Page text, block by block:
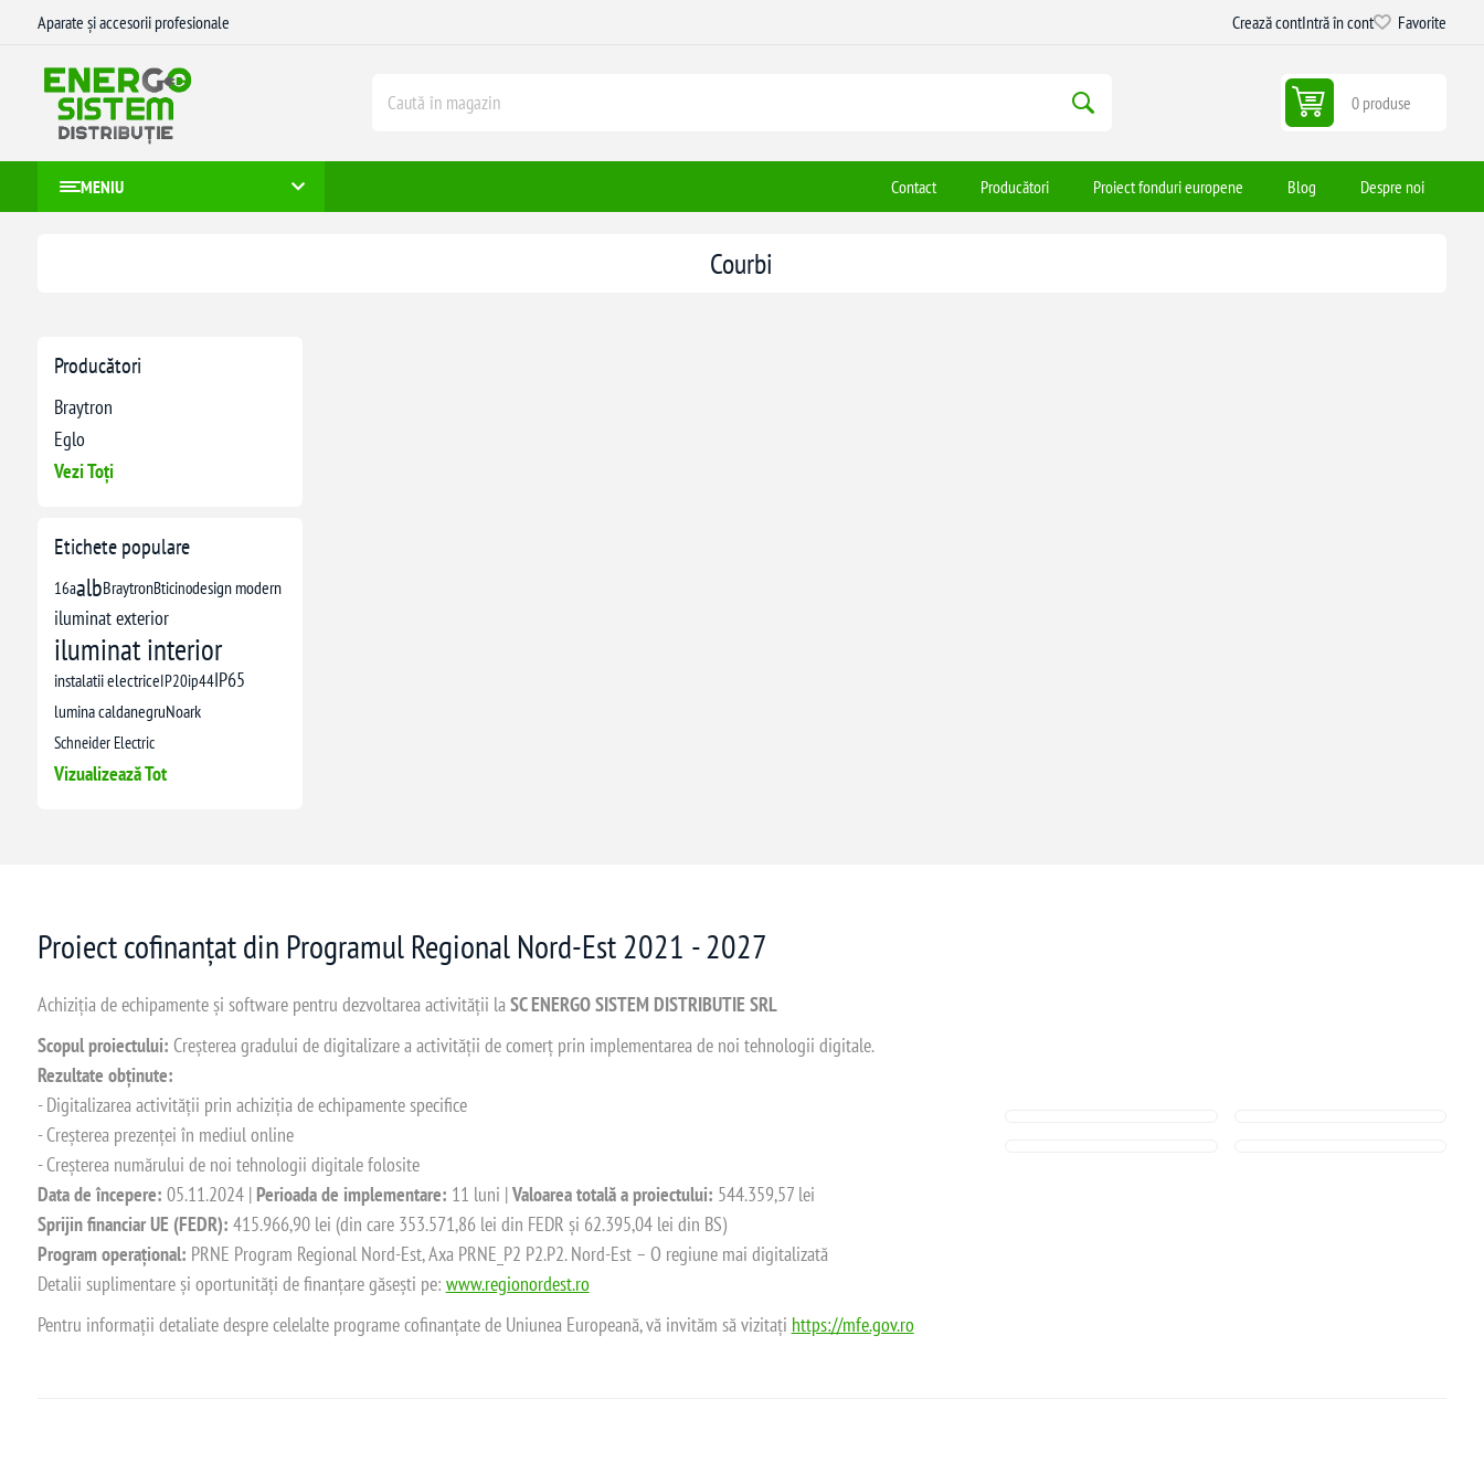
Aparate și accesorii profesionale Crează contIntră în cont Favorite
0 produse
MENIU Contact Producători Proiect fonduri europene Blog Despre noi
Producători
Braytron
Eglo
Vezi Toți
Etichete populare
16aalbBraytronBticinodesign modern
iluminat exterior
iluminat interior
instalatii electriceIP20ip44IP65
lumina caldanegruNoark
Schneider Electric
Vizualizează Tot
Courbi
Proiect cofinanțat din Programul Regional Nord-Est 2021 - 2027
Achiziția de echipamente și software pentru dezvoltarea activității laSC ENERGO SISTEM DISTRIBUTIE SRL
Scopul proiectului: Creșterea gradului de digitalizare a activității de comerț prin implementarea de noi tehnologii digitale.
Rezultate obținute:
- Digitalizarea activității prin achiziția de echipamente specifice
- Creșterea prezenței în mediul online
- Creșterea numărului de noi tehnologii digitale folosite
Data de începere: 05.11.2024 | Perioada de implementare: 11 luni |Valoarea totală a proiectului: 544.359,57 lei
Sprijin financiar UE (FEDR): 415.966,90 lei (din care 353.571,86 lei din FEDR și 62.395,04 lei din BS)
Program operațional: PRNE Program Regional Nord-Est, Axa PRNE_P2 P2.P2. Nord-Est – O regiune mai digitalizată
Detalii suplimentare și oportunități de finanțare găsești pe: www.regionordest.ro
Pentru informații detaliate despre celelalte programe cofinanțate de Uniunea Europeană, vă invităm să vizitați https://mfe.gov.ro